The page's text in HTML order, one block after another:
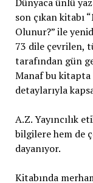
son çıkan kitabı
Olunur?” ile
73 dile çevrilen,
tarafından gün
Manaf bu
detaylarıyla
A.Z. Yayıncılık
bilgilere hem de
dayanıyor.
Kitabında